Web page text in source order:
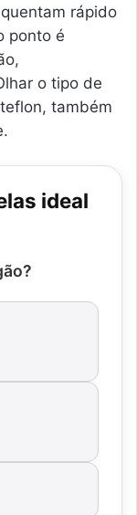
rápido
ponto é
o tipo de
também
ideal